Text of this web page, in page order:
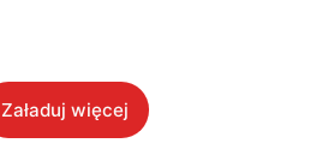
Załaduj więcej